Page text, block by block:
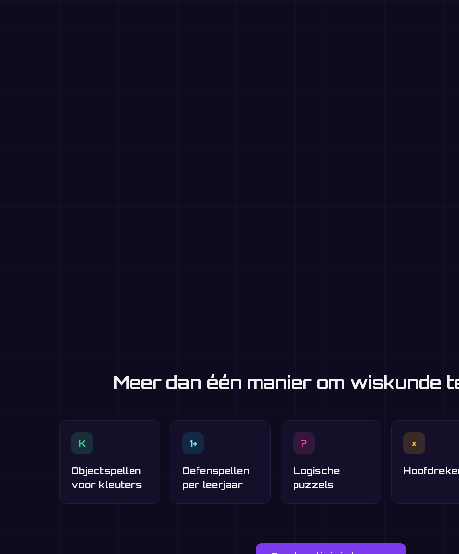
Meer dan één manier om wiskunde
K
Objectspellen
voor kleuters
1+
Oefenspellen
per leerjaar
?
Logische
puzzels
×